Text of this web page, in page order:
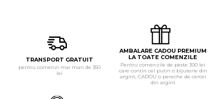
TRANSPORT GRATUIT
pentru comenzi mai mari de 350
lei
AMBALARE CADOU PREMIUM
LA TOATE COMENZILE
Pentru comenzile de peste 300 lei
care contin cel putin o bijuterie din
argint, CADOU o pereche de cercei
din argint